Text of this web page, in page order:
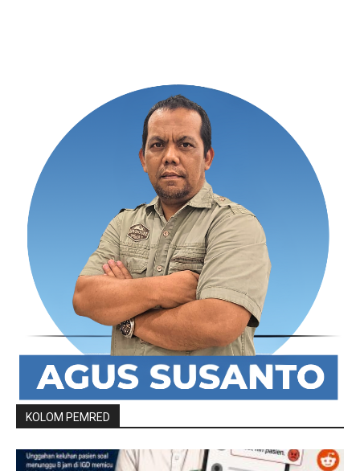
KOLOM PEMRED